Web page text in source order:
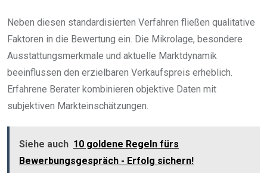
Neben diesen standardisierten Verfahren fließen qualitative
Faktoren in die Bewertung ein. Die Mikrolage, besondere
Ausstattungsmerkmale und aktuelle Marktdynamik
beeinflussen den erzielbaren Verkaufspreis erheblich.
Erfahrene Berater kombinieren objektive Daten mit
subjektiven Markteinschätzungen.
Siehe auch 10 goldene Regeln fürs
Bewerbungsgespräch - Erfolg sichern!